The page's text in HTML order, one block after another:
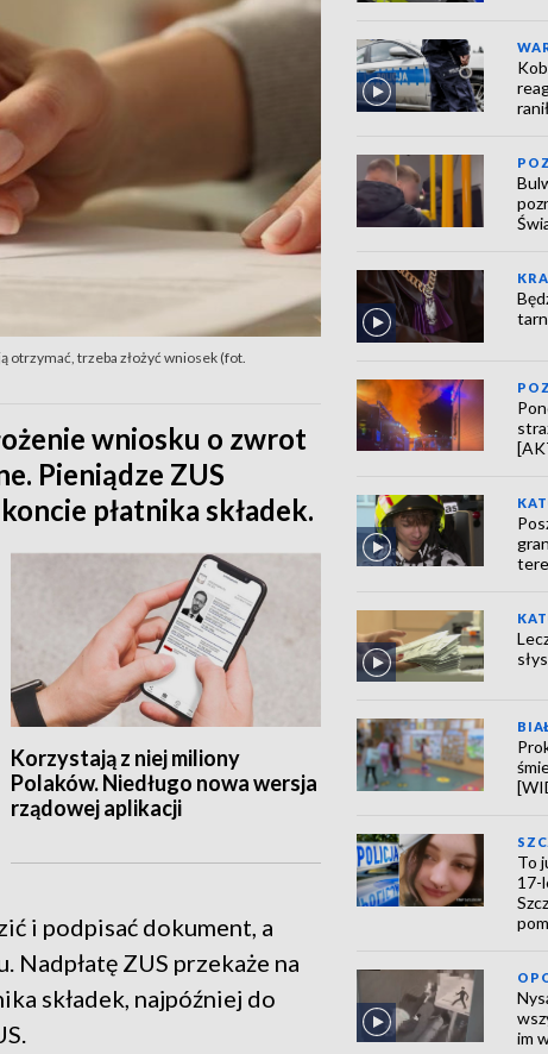
otrzymać, trzeba złożyć wniosek (fot.
wniosku o zwrot
Pieniądze ZUS
płatnika składek.
Korzystają z niej miliony
Polaków. Niedługo nowa wersja
rządowej aplikacji
i podpisać dokument, a
Nadpłatę ZUS przekaże na
składek, najpóźniej do
To
17-
im